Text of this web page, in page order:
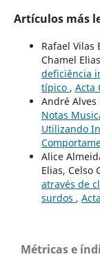
Artículos más
Rafael Vilas
Chamel
deficiência
típico , Acta
André Alves
Notas
Utilizando
Alice
Elias, Celso
através de
surdos ,
Métricas e